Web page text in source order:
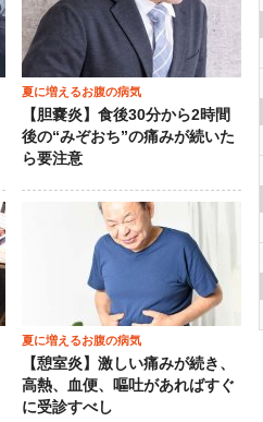
夏に増えるお腹の病気
【胆嚢炎】食後30分から2時間
後の“みぞおち”の痛みが続いた
ら要注意
夏に増えるお腹の病気
【憩室炎】激しい痛みが続き、
高熱、血便、嘔吐があればすぐ
に受診すべし